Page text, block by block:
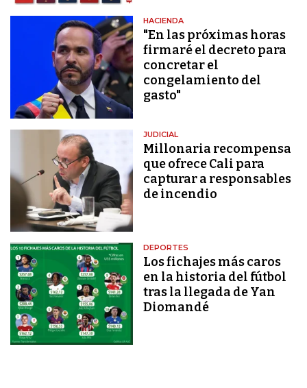
HACIENDA
"En las próximas horas
firmaré el decreto para
concretar el
congelamiento del
gasto"
JUDICIAL
Millonaria recompensa
que ofrece Cali para
capturar a responsables
de incendio
DEPORTES
Los fichajes más caros
en la historia del fútbol
tras la llegada de Yan
Diomandé